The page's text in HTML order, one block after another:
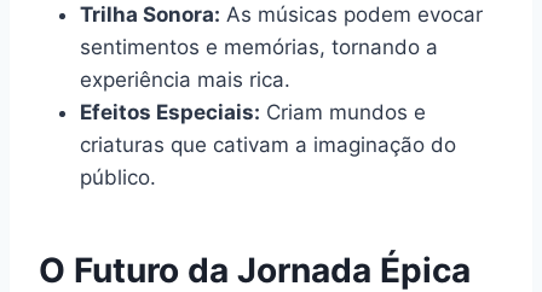
Trilha Sonora: As músicas podem evocar
sentimentos e memórias, tornando a
experiência mais rica.
Efeitos Especiais: Criam mundos e
criaturas que cativam a imaginação do
público.
O Futuro da Jornada Épica